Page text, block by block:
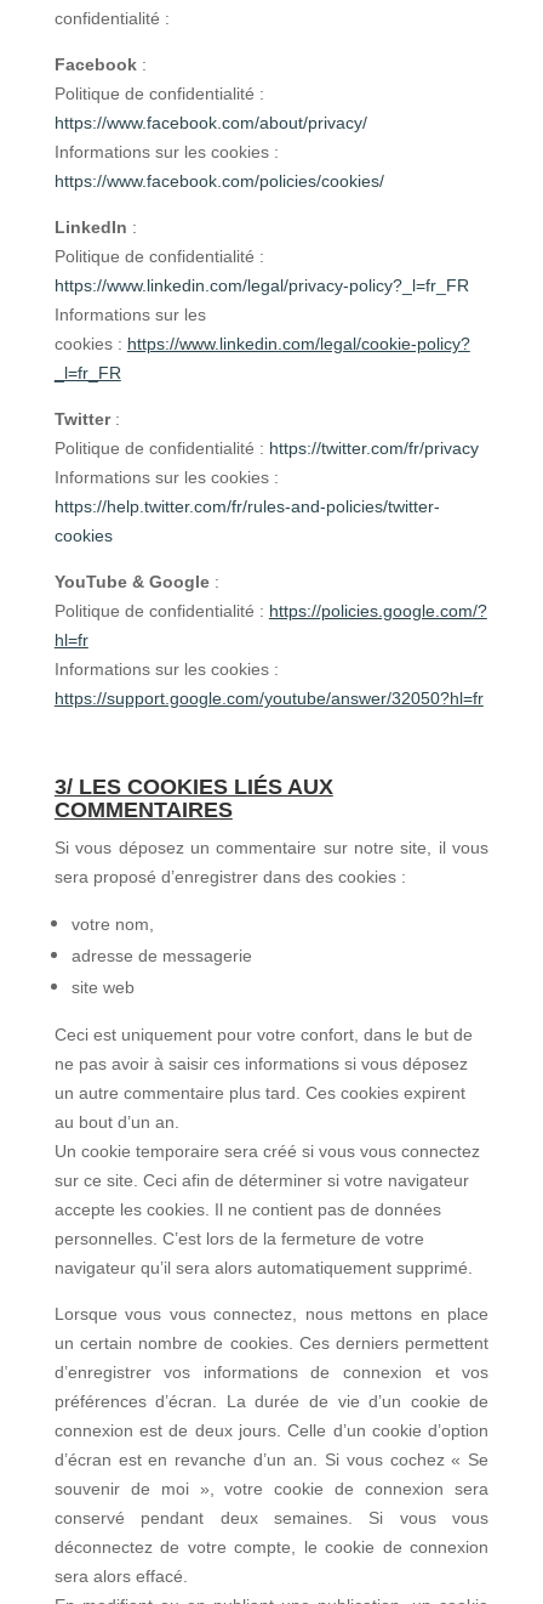
confidentialité :
Facebook:
Politique de confidentialité :
https://www.facebook.com/about/privacy/
Informations sur les cookies :
https://www.facebook.com/policies/cookies/
LinkedIn :
Politique de confidentialité :
https://www.linkedin.com/legal/privacy-policy?_l=fr_FR
Informations sur les
cookies : https://www.linkedin.com/legal/cookie-policy?
_l=fr_FR
Twitter:
Politique de confidentialité : https://twitter.com/fr/privacy
Informations sur les cookies :
https://help.twitter.com/fr/rules-and-policies/twitter-
cookies
YouTube & Google:
Politique de confidentialité : https://policies.google.com/?
hl=fr
Informations sur les cookies :
https://support.google.com/youtube/answer/32050?hl=fr
3/ LES COOKIES LIÉS AUX
COMMENTAIRES
Si vous déposez un commentaire sur notre site, il vous
sera proposé d’enregistrer dans des cookies :
votre nom,
adresse de messagerie
site web
Ceci est uniquement pour votre confort, dans le but de
ne pas avoir à saisir ces informations si vous déposez
un autre commentaire plus tard. Ces cookies expirent
au bout d’un an.
Un cookie temporaire sera créé si vous vous connectez
sur ce site. Ceci afin de déterminer si votre navigateur
accepte les cookies. Il ne contient pas de données
personnelles. C’est lors de la fermeture de votre
navigateur qu’il sera alors automatiquement supprimé.
Lorsque vous vous connectez, nous mettons en place
un certain nombre de cookies. Ces derniers permettent
d’enregistrer vos informations de connexion et vos
préférences d’écran. La durée de vie d’un cookie de
connexion est de deux jours. Celle d’un cookie d’option
d’écran est en revanche d’un an. Si vous cochez « Se
souvenir de moi », votre cookie de connexion sera
conservé pendant deux semaines. Si vous vous
déconnectez de votre compte, le cookie de connexion
sera alors effacé.